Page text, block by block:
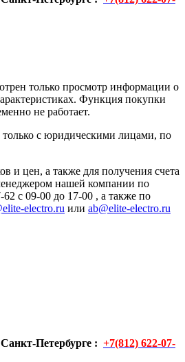
только просмотр информации о
Функция покупки
не работает.
с юридическими лицами, по
и цен, а также для получения счета
нашей компании по
с 09-00 до 17-00 , а также по
electro.ru или ab@elite-electro.ru
Петербурге : +7(812) 622-07-